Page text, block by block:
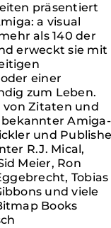
präsentiert
a visual
als 140 der
erweckt sie mit
einer
zum Leben.
von Zitaten und
Amiga-
und
R.J. Mical,
Meier, Ron
Tobias
und viele
Books